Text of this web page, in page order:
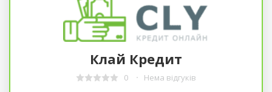
Клай Кредит
0 Нема відгуків